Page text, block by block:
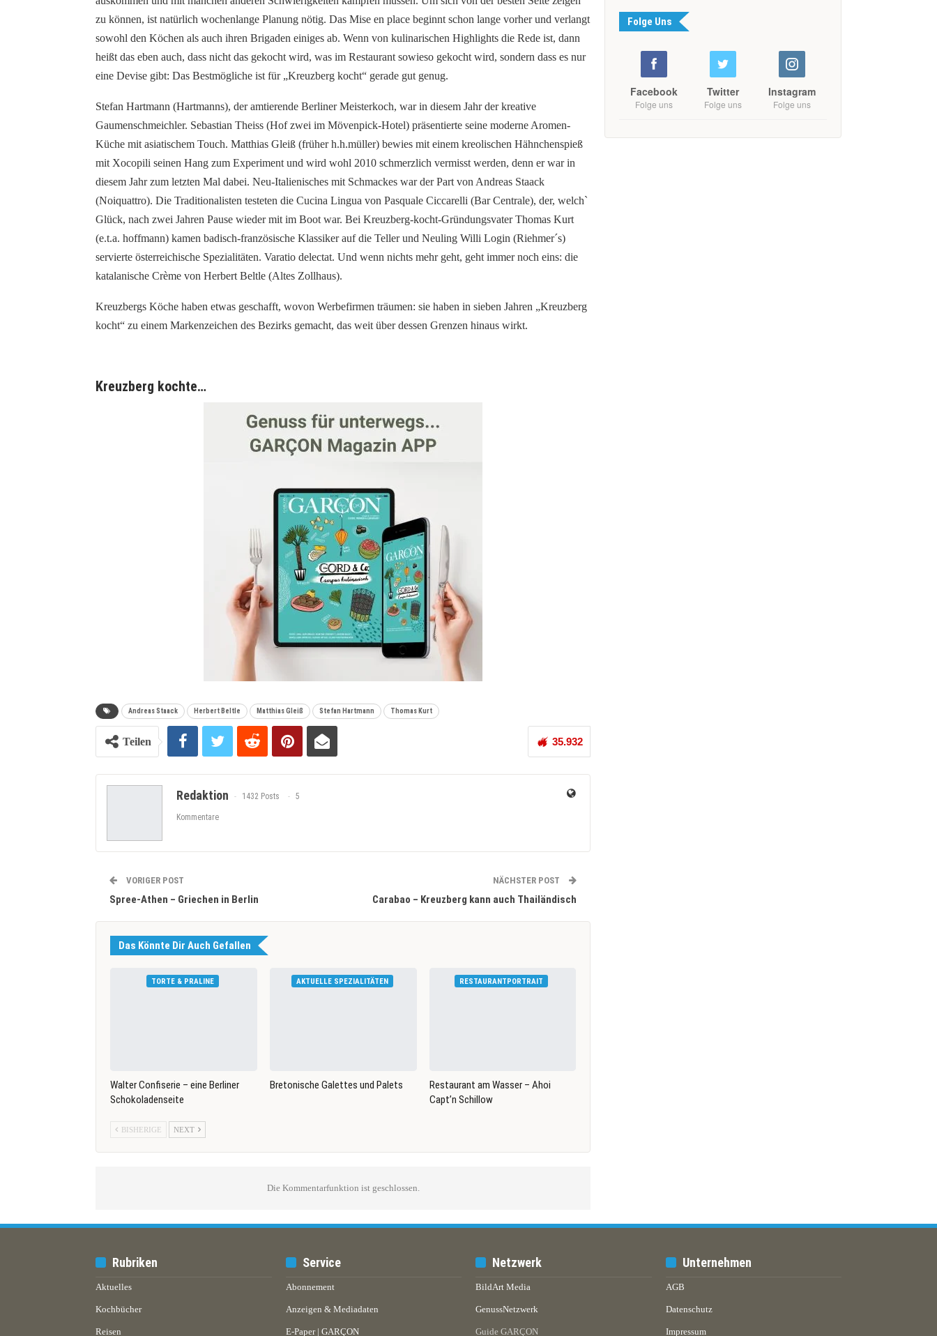
zu können, ist natürlich wochenlange Planung nötig. Das Mise en place beginnt schon lange vorher und verlangt
sowohl den Köchen als auch ihren Brigaden einiges ab. Wenn von kulinarischen Highlights die Rede ist, dann
heißt das eben auch, dass nicht das gekocht wird, was im Restaurant sowieso gekocht wird, sondern dass es nur
eine Devise gibt: Das Bestmögliche ist für „Kreuzberg kocht“ gerade gut genug.
Stefan Hartmann (Hartmanns), der amtierende Berliner Meisterkoch, war in diesem Jahr der kreative
Gaumenschmeichler. Sebastian Theiss (Hof zwei im Mövenpick-Hotel) präsentierte seine moderne Aromen-
Küche mit asiatischem Touch. Matthias Gleiß (früher h.h.müller) bewies mit einem kreolischen Hähnchenspieß
mit Xocopili seinen Hang zum Experiment und wird wohl 2010 schmerzlich vermisst werden, denn er war in
diesem Jahr zum letzten Mal dabei. Neu-Italienisches mit Schmackes war der Part von Andreas Staack
(Noiquattro). Die Traditionalisten testeten die Cucina Lingua von Pasquale Ciccarelli (Bar Centrale), der, welch`
Glück, nach zwei Jahren Pause wieder mit im Boot war. Bei Kreuzberg-kocht-Gründungsvater Thomas Kurt
(e.t.a. hoffmann) kamen badisch-französische Klassiker auf die Teller und Neuling Willi Login (Riehmer´s)
servierte österreichische Spezialitäten. Varatio delectat. Und wenn nichts mehr geht, geht immer noch eins: die
katalanische Crème von Herbert Beltle (Altes Zollhaus).
Kreuzbergs Köche haben etwas geschafft, wovon Werbefirmen träumen: sie haben in sieben Jahren „Kreuzberg
kocht“ zu einem Markenzeichen des Bezirks gemacht, das weit über dessen Grenzen hinaus wirkt.
Kreuzberg kochte…
Andreas Staack Herbert Beltle Matthias Gleiß Stefan Hartmann Thomas Kurt
35.932
Teilen
Redaktion 1432 Posts 5
Kommentare
VORIGER POST
Spree-Athen – Griechen in Berlin
NÄCHSTER POST
Carabao – Kreuzberg kann auch Thailändisch
Das Könnte Dir Auch Gefallen
TORTE & PRALINE
Walter Confiserie – eine Berliner
Schokoladenseite
AKTUELLE SPEZIALITÄTEN
Bretonische Galettes und Palets
RESTAURANTPORTRAIT
Restaurant am Wasser – Ahoi
Capt’n Schillow
BISHERIGE NEXT
Die Kommentarfunktion ist geschlossen.
Folge Uns
Facebook
Folge uns
Twitter
Folge uns
Instagram
Folge uns
Rubriken
Aktuelles
Kochbücher
Reisen
Service
Abonnement
Anzeigen & Mediadaten
E-Paper | GARÇON
Netzwerk
BildArt Media
GenussNetzwerk
Guide GARÇON
Unternehmen
AGB
Datenschutz
Impressum